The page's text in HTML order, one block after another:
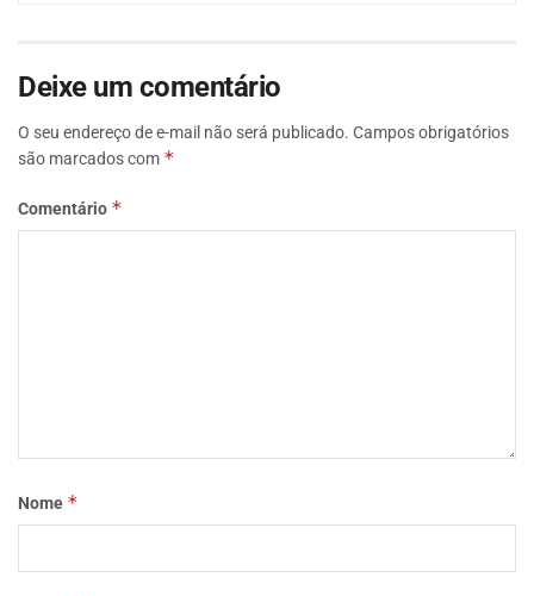
Deixe um comentário
O seu endereço de e-mail não será publicado. Campos obrigatórios
são marcados com *
Comentário *
Nome *